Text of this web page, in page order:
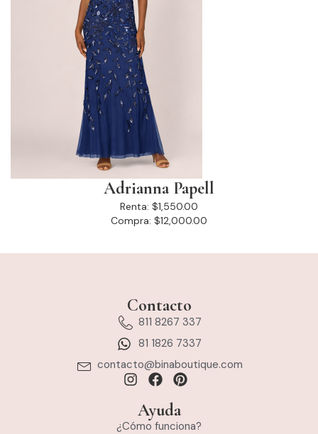
Adrianna Papell
Renta: $1,550.00
Compra: $12,000.00
Contacto
811 8267 337
81 1826 7337
contacto@binaboutique.com
Ayuda
¿Cómo funciona?